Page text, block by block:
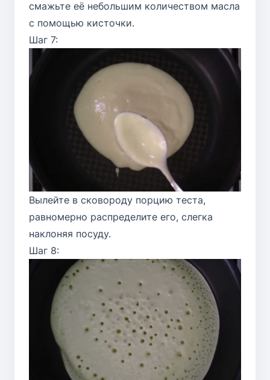
смажьте её небольшим количеством масла
с помощью кисточки.
Шаг 7:
Вылейте в сковороду порцию теста,
равномерно распределите его, слегка
наклоняя посуду.
Шаг 8: